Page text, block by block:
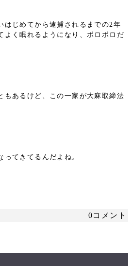
はじめてから逮捕されるまでの2年
よく眠れるようになり、ボロボロだ
もあるけど、この一家が大麻取締法
てきてるんだよね。
0コメント